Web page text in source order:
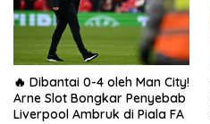
🔥 Dibantai 0-4 oleh Man City!
Arne Slot Bongkar Penyebab
Liverpool Ambruk di Piala FA